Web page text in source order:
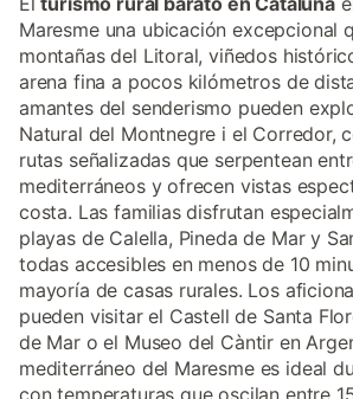
Maresme una ubicación excepcional
montañas del Litoral, viñedos
arena fina a pocos kilómetros de
amantes del senderismo pueden
Natural del Montnegre i el Corredor,
rutas señalizadas que serpentean
mediterráneos y ofrecen vistas
costa. Las familias disfrutan
playas de Calella, Pineda de Mar y
todas accesibles en menos de 10
mayoría de casas rurales. Los
pueden visitar el Castell de Santa
de Mar o el Museo del Càntir en
mediterráneo del Maresme es ideal
con temperaturas que oscilan entre